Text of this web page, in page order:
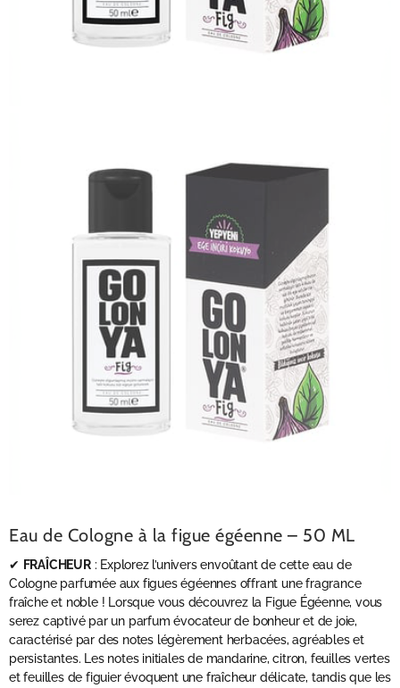
Eau de Cologne à la figue égéenne – 50 ML
✔ FRAÎCHEUR: Explorez l’univers envoûtant de cette eau de
Cologne parfumée aux figues égéennes offrant une fragrance
fraîche et noble ! Lorsque vous découvrez la Figue Égéenne, vous
serez captivé par un parfum évocateur de bonheur et de joie,
caractérisé par des notes légèrement herbacées, agréables et
persistantes. Les notes initiales de mandarine, citron, feuilles vertes
et feuilles de figuier évoquent une fraîcheur délicate, tandis que les